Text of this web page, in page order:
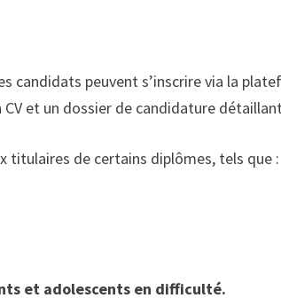
candidats peuvent s’inscrire via la
CV et un dossier de candidature
titulaires de certains diplômes, tels que :
et adolescents en difficulté.